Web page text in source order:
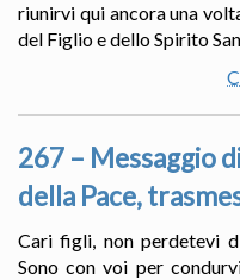
riunirvi qui ancora una
del Figlio e dello Spirito
267 – Messaggio
della Pace,
Cari figli, non perdetevi
Sono con voi per